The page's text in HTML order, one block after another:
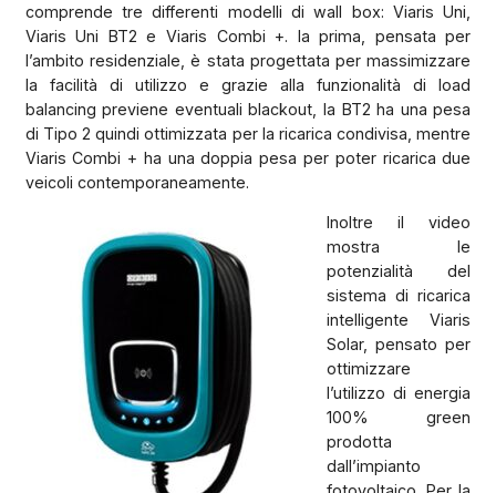
comprende tre differenti modelli di wall box: Viaris Uni,
Viaris Uni BT2 e Viaris Combi +. la prima, pensata per
l’ambito residenziale, è stata progettata per massimizzare
la facilità di utilizzo e grazie alla funzionalità di load
balancing previene eventuali blackout, la BT2 ha una pesa
di Tipo 2 quindi ottimizzata per la ricarica condivisa, mentre
Viaris Combi + ha una doppia pesa per poter ricarica due
veicoli contemporaneamente.
Inoltre il video
mostra le
potenzialità del
sistema di ricarica
intelligente Viaris
Solar, pensato per
ottimizzare
l’utilizzo di energia
100% green
prodotta
dall’impianto